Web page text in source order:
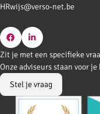
HRwijs@verso-net.be
Go
to
Facebook
Go
to
LinkedIn
Zit je met een specifieke
Onze adviseurs staan voor je
Stel je vraag